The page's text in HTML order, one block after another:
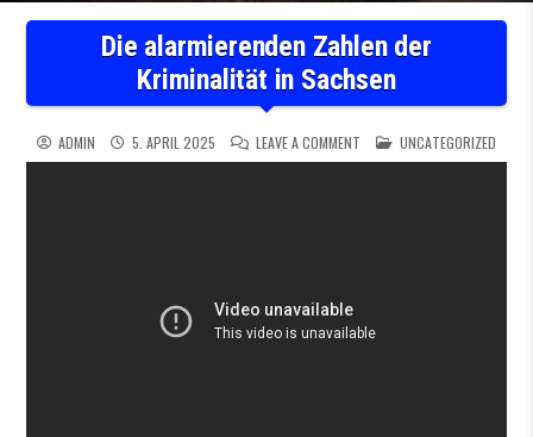
Die alarmierenden Zahlen der
Kriminalität in Sachsen
ADMIN 5. APRIL 2025 LEAVE A COMMENT ON DIE ALARMIERENDEN
POSTED IN
UNCATEGORIZED